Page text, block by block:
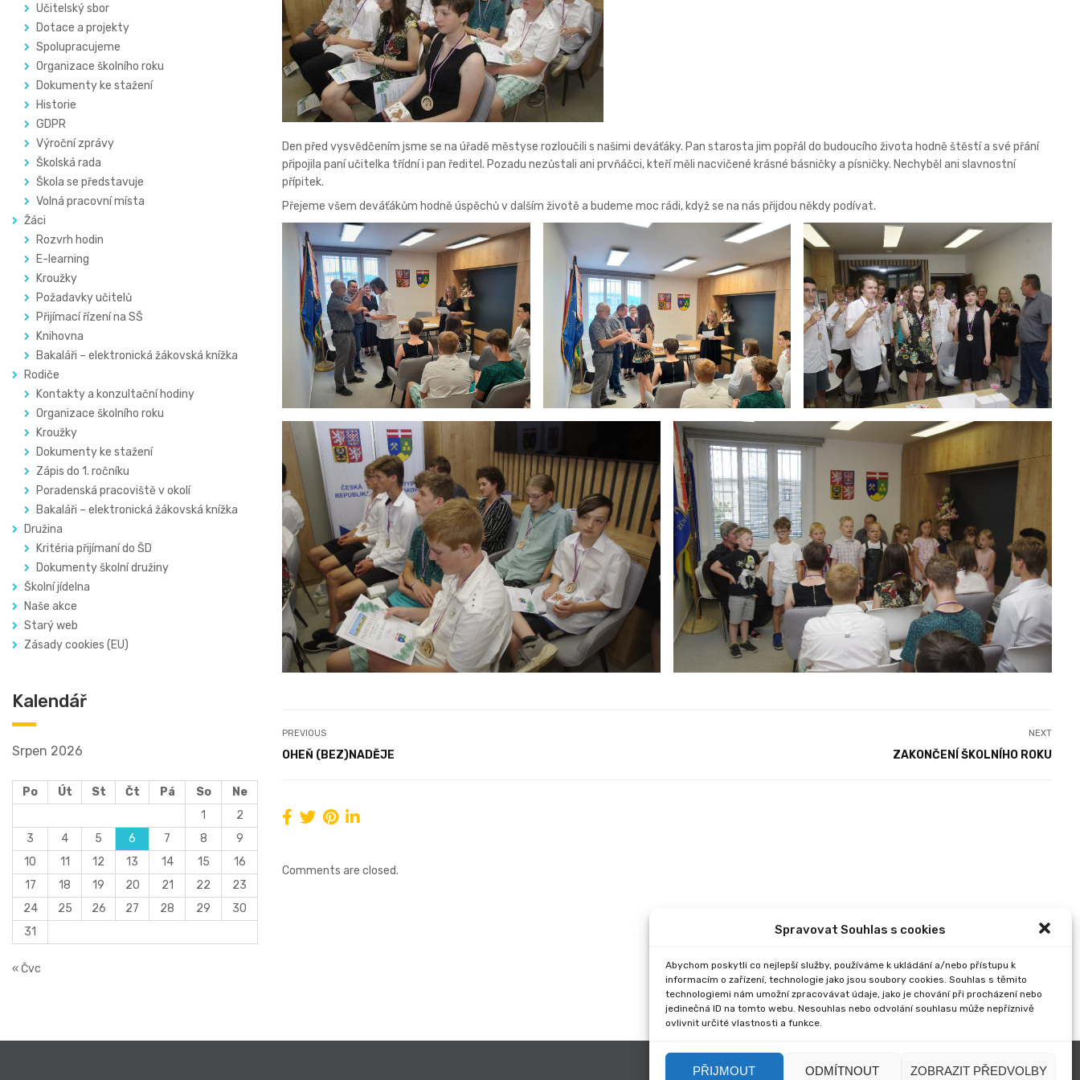
Spravovat Souhlas s cookies
Abychom poskytli co nejlepší služby, používáme k ukládání a/nebo přístupu k
informacím o zařízení, technologie jako jsou soubory cookies. Souhlas s těmito
technologiemi nám umožní zpracovávat údaje, jako je chování při procházení nebo
jedinečná ID na tomto webu. Nesouhlas nebo odvolání souhlasu může nepříznivě
ovlivnit určité vlastnosti a funkce.
PŘIJMOUT ODMÍTNOUT ZOBRAZIT PŘEDVOLBY
Učitelský sbor
Dotace a projekty
Spolupracujeme
Organizace školního roku
Dokumenty ke stažení
Historie
GDPR
Výroční zprávy
Školská rada
Škola se představuje
Volná pracovní místa
Žáci
Rozvrh hodin
E-learning
Kroužky
Požadavky učitelů
Přijímací řízení na SŠ
Knihovna
Bakaláři – elektronická žákovská knížka
Rodiče
Kontakty a konzultační hodiny
Organizace školního roku
Kroužky
Dokumenty ke stažení
Zápis do 1. ročníku
Poradenská pracoviště v okolí
Bakaláři – elektronická žákovská knížka
Družina
Kritéria přijímaní do ŠD
Dokumenty školní družiny
Školní jídelna
Naše akce
Starý web
Zásady cookies (EU)
Kalendář
Srpen 2026
Po Út St Čt Pá So
Ne
1
2
3
4 5 6 7 8
9
10
11 12 13 14 15
16
17
18 19 20 21 22
23
24
25 26 27 28 29
30
31
« Čvc
Den před vysvědčením jsme se na úřadě městyse rozloučili s našimi deváťáky. Pan starosta jim popřál do budoucího života hodně štěstí a své přání
připojila paní učitelka třídní i pan ředitel. Pozadu nezůstali ani prvňáčci, kteří měli nacvičené krásné básničky a písničky. Nechyběl ani slavnostní
přípitek.
Přejeme všem deváťákům hodně úspěchů v dalším životě a budeme moc rádi, když se na nás přijdou někdy podívat.
PREVIOUS
OHEŇ (BEZ)NADĚJE
NEXT
ZAKONČENÍ ŠKOLNÍHO ROKU
Comments are closed.